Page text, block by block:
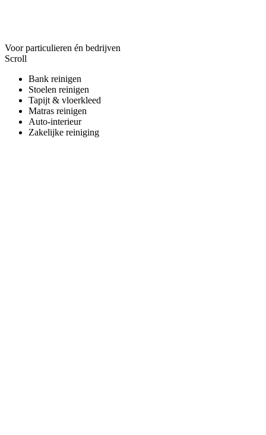
Voor particulieren én bedrijven
Scroll
Bank reinigen
Stoelen reinigen
Tapijt & vloerkleed
Matras reinigen
Auto-interieur
Zakelijke reiniging